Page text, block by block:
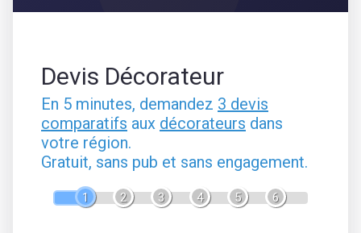
Devis Décorateur
En 5 minutes, demandez 3 devis
comparatifs aux décorateurs dans
votre région.
Gratuit, sans pub et sans engagement.
1 2 3 4 5 6